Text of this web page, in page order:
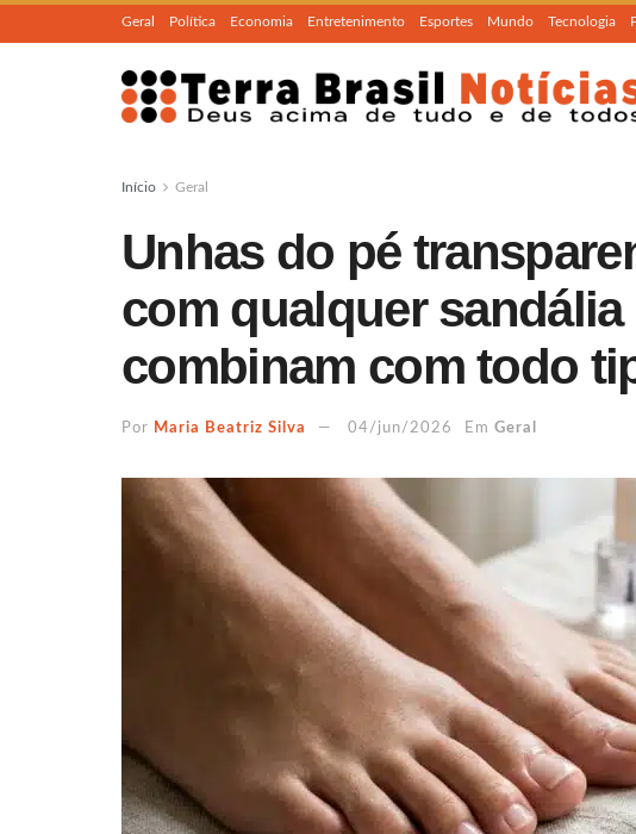
Geral Política Economia Entretenimento Esportes Mundo Tecnologia
Início Geral
Unhas do pé
com qualquer
combinam com todo
Por Maria Beatriz Silva 04/jun/2026 Em Geral